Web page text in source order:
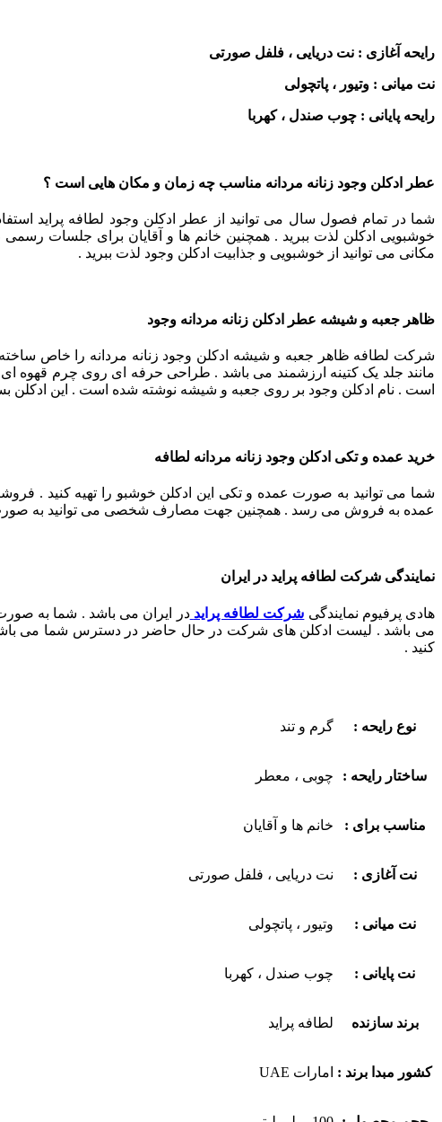
رایحه آغازی : نت دریایی ، فلفل صورتی
نت میانی : وتیور ، پاتچولی
رایحه پایانی : چوب صندل ، کهربا
عطر ادکلن وجود زنانه مردانه مناسب چه زمان و مکان هایی است ؟
شما در تمام فصول سال می توانید از عطر ادکلن وجود لطافه پراید
خوشبویی ادکلن لذت ببرید . همچنین خانم ها و آقایان برای جلسات
مکانی می توانید از خوشبویی و جذابیت ادکلن وجود لذت ببرید .
ظاهر جعبه و شیشه عطر ادکلن زنانه مردانه وجود
شرکت لطافه ظاهر جعبه و شیشه ادکلن وجود زنانه مردانه را خاص
مانند جلد یک کتینه ارزشمند می باشد . طراحی حرفه ای روی چرم قهوه
است . نام ادکلن وجود بر روی جعبه و شیشه نوشته شده است . این
خرید عمده و تکی ادکلن وجود زنانه مردانه لطافه
شما می توانید به صورت عمده و تکی این ادکلن خوشبو را تهیه کنید .
عمده به فروش می رسد . همچنین جهت مصارف شخصی می توانید به صورت
نمایندگی شرکت لطافه پراید در ایران
هادی پرفیوم نمایندگی شرکت لطافه پراید در ایران می باشد . شما به
می باشد . لیست ادکلن های شرکت در حال حاضر در دسترس شما می باشد
کنید .
نوع رایحه : گرم و تند
ساختار رایحه : چوبی ، معطر
مناسب برای : خانم ها و آقایان
نت آغازی : نت دریایی ، فلفل صورتی
نت میانی : وتیور ، پاتچولی
نت پایانی : چوب صندل ، کهربا
برند سازنده لطافه پراید
کشور مبدا برند : امارات UAE